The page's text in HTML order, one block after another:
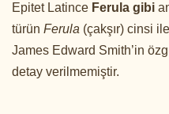
Epitet Latince Ferula gibi
türün Ferula (çakşır) cinsi
James Edward Smith’in
detay verilmemiştir.